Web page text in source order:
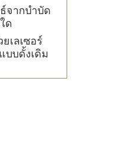
จากบำบัด
ด
เลเซอร์
บบดั้งเดิม